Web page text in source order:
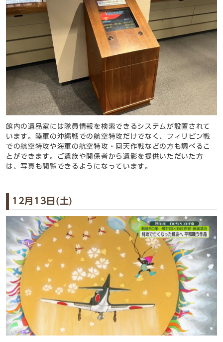
館内の遺品室には隊員情報を検索できるシステムが設置されて
います。
陸軍の沖縄戦での航空特攻だけでなく、フィリピン戦
での航空特攻や海軍の航空特攻・回天作戦などの方も調べるこ
とができます。ご遺族や関係者から遺影を提供いただいた方
は、写真も閲覧できるようになっています。
12月13日(土)